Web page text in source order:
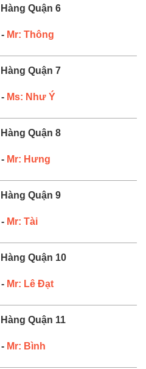
Quận 6
Mr: Thông
Quận 7
Ms: Như Ý
Quận 8
Mr: Hưng
Quận 9
Mr: Tài
Quận 10
Mr: Lê Đạt
Quận 11
Mr: Bình